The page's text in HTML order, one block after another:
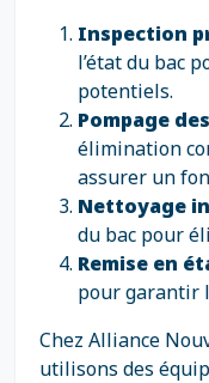
Inspection
l’état du bac
potentiels.
Pompage
élimination
assurer un
Nettoyage
du bac pour
Remise en
pour garantir
Chez Alliance
utilisons des